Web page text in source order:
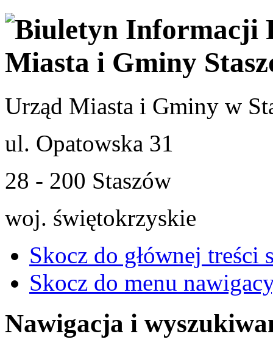
Urząd Miasta i Gminy w
ul. Opatowska 31
28 - 200 Staszów
woj. świętokrzyskie
Skocz do głównej treści
Skocz do menu
Nawigacja i